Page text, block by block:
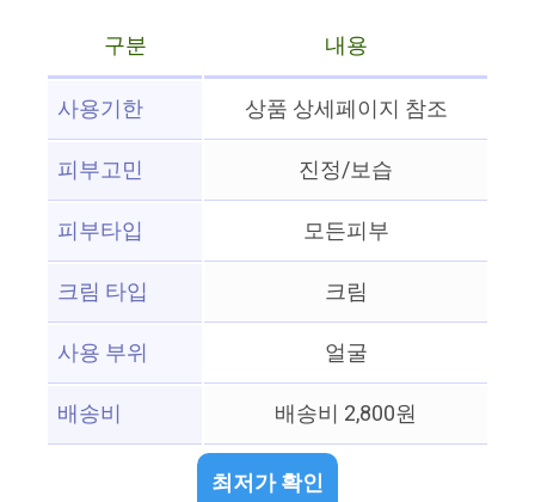
구분
내용
사용기한
상품 상세페이지 참조
피부고민
진정/보습
피부타입
모든피부
크림 타입
크림
사용 부위
얼굴
배송비
배송비 2,800원
최저가 확인